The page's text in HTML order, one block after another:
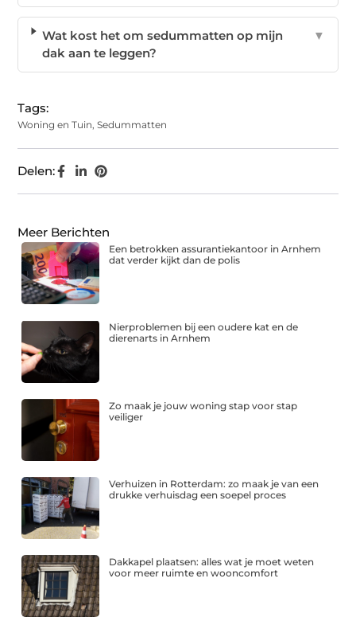
Wat kost het om sedummatten op mijn
dak aan te leggen?
▼
Tags:
Woning en Tuin,Sedummatten
Delen:
Meer Berichten
Een betrokken assurantiekantoor in Arnhem
dat verder kijkt dan de polis
Nierproblemen bij een oudere kat en de
dierenarts in Arnhem
Zo maak je jouw woning stap voor stap
veiliger
Verhuizen in Rotterdam: zo maak je van een
drukke verhuisdag een soepel proces
Dakkapel plaatsen: alles wat je moet weten
voor meer ruimte en wooncomfort